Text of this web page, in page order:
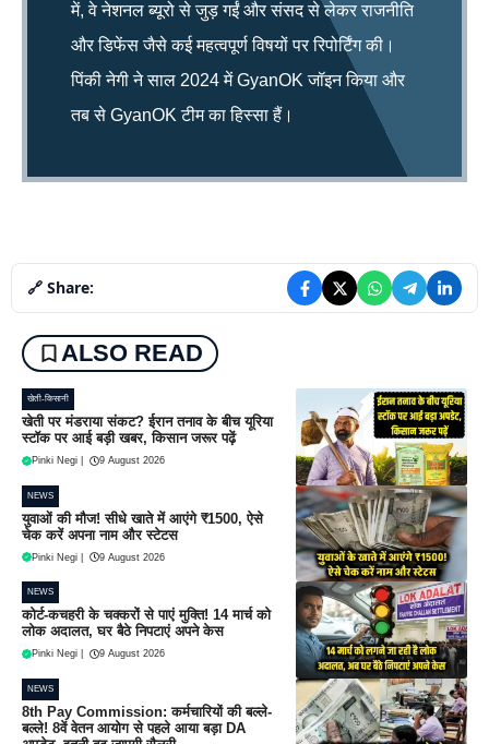
में, वे नेशनल ब्यूरो से जुड़ गईं और संसद से लेकर राजनीति
और डिफेंस जैसे कई महत्वपूर्ण विषयों पर रिपोर्टिंग की।
पिंकी नेगी ने साल 2024 में GyanOK जॉइन किया और
तब से GyanOK टीम का हिस्सा हैं।
🔗 Share:
ALSO READ
खेती-किसानी
खेती पर मंडराया संकट? ईरान तनाव के बीच यूरिया
स्टॉक पर आई बड़ी खबर, किसान जरूर पढ़ें
Pinki Negi 9 August 2026
NEWS
युवाओं की मौज! सीधे खाते में आएंगे ₹1500, ऐसे
चेक करें अपना नाम और स्टेटस
Pinki Negi 9 August 2026
NEWS
कोर्ट-कचहरी के चक्करों से पाएं मुक्ति! 14 मार्च को
लोक अदालत, घर बैठे निपटाएं अपने केस
Pinki Negi 9 August 2026
NEWS
8th Pay Commission: कर्मचारियों की बल्ले-
बल्ले! 8वें वेतन आयोग से पहले आया बड़ा DA